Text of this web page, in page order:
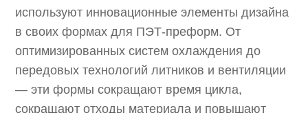
используют инновационные элементы дизайна
в своих формах для ПЭТ-преформ. От
оптимизированных систем охлаждения до
передовых технологий литников и вентиляции
— эти формы сокращают время цикла,
сокращают отходы материала и повышают